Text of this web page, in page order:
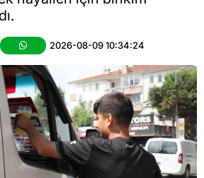
2026-08-09 10:34:24